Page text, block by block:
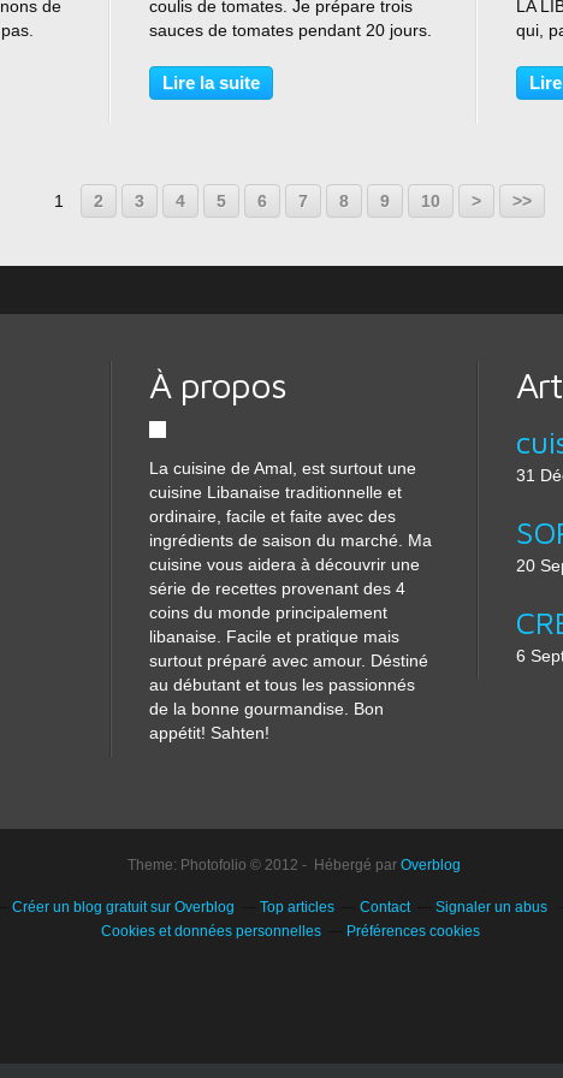
de
45
coulis de tomates. Je prépare trois
sauces de tomates pendant 20 jours.
recette différente. Cela fait des
années que je prépare mon coulis
Lire la suite
LA
qui,
pas
1 2 3 4 5 6 7 8 9 10 > >>
À propos
La cuisine de Amal, est surtout une
cuisine Libanaise traditionnelle et
ordinaire, facile et faite avec des
ingrédients de saison du marché. Ma
cuisine vous aidera à découvrir une
série de recettes provenant des 4
coins du monde principalement
libanaise. Facile et pratique mais
surtout préparé avec amour. Déstiné
au débutant et tous les passionnés
de la bonne gourmandise. Bon
appétit! Sahten!
31
20
6
Theme: Photofolio © 2012 - Hébergé par Overblog
Créer un blog gratuit sur Overblog Top articles Contact Signaler un abus
Cookies et données personnelles
Préférences cookies